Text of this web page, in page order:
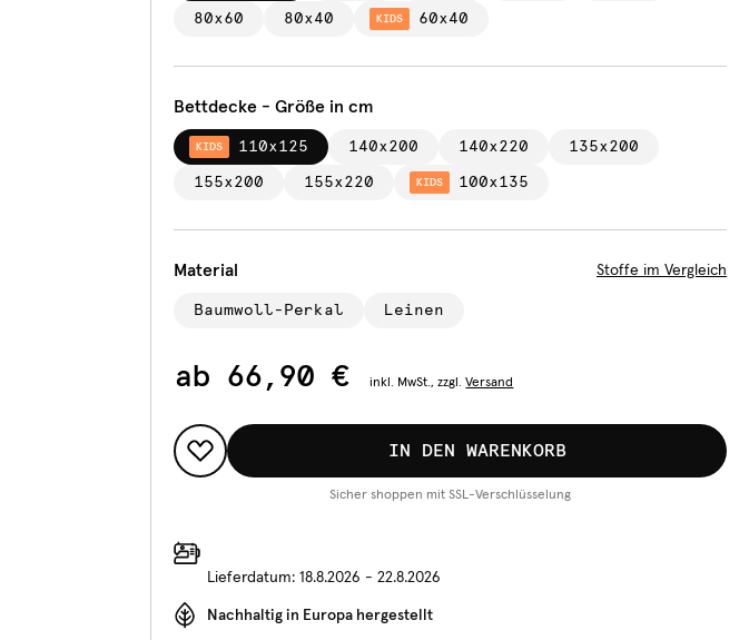
80x60 80x40 KIDS 60x40
Bettdecke - Größe in cm
KIDS 110x125 140x200 140x220 135x200
155x200 155x220 KIDS 100x135
Material Stoffe im Vergleich
Baumwoll-Perkal Leinen
ab 66,90 € inkl. MwSt., zzgl. Versand
IN DEN WARENKORB
Sicher shoppen mit SSL-Verschlüsselung
Lieferdatum: 18.8.2026 - 22.8.2026
Nachhaltig in Europa hergestellt